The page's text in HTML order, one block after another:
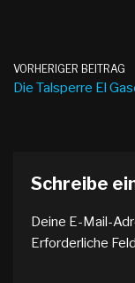
VORHERIGER BEITRAG
Die Talsperre El
Schreibe
Deine E-Mail-
Erforderliche